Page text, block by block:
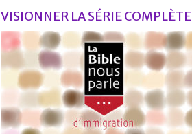
VISIONNER LA SÉRIE COMPLÈTE